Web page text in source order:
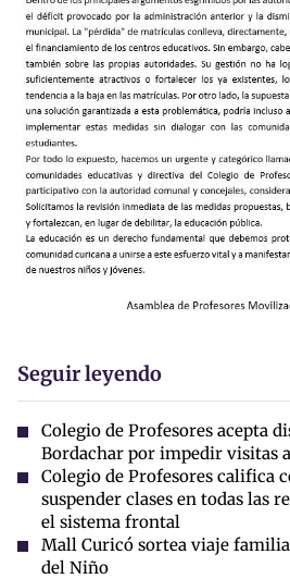
Seguir leyendo
Colegio de Profesores acepta
Bordachar por impedir visitas
Colegio de Profesores califica
suspender clases en todas las
el sistema frontal
Mall Curicó sortea viaje
del Niño